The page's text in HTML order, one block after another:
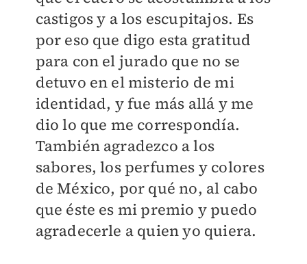
castigos y a los escupitajos. Es
por eso que digo esta gratitud
para con el jurado que no se
detuvo en el misterio de mi
identidad, y fue más allá y me
dio lo que me correspondía.
También agradezco a los
sabores, los perfumes y colores
de México, por qué no, al cabo
que éste es mi premio y puedo
agradecerle a quien yo quiera.